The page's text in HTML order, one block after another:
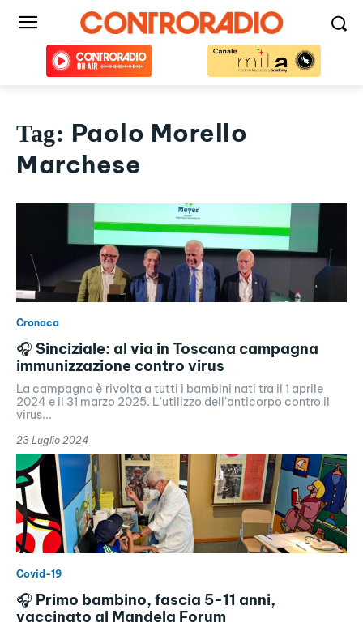
Tag: Paolo Morello
Marchese
Cronaca
🎧 Sinciziale: al via in Toscana campagna
immunizzazione contro virus
La campagna è rivolta a tutti i bambini nati tra il 1 aprile
2024 e il 31 marzo 2025. L'utilizzo dell'anticorpo contro il
virus...
23 Luglio 2024
Covid-19
🎧 Primo bambino, fascia 5-11 anni,
vaccinato al Mandela Forum